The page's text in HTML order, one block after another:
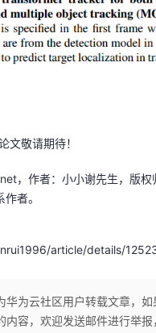
文敬请期待！
，作者：小小谢先生，版权
者。
article/details/
华为云社区用户转载文章，
内容，欢迎发送邮件进行举报